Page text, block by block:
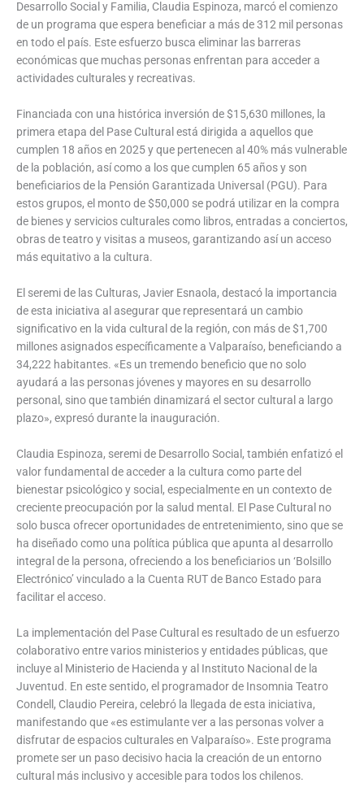
Desarrollo Social y Familia, Claudia Espinoza, marcó el comienzo
de un programa que espera beneficiar a más de 312 mil personas
en todo el país. Este esfuerzo busca eliminar las barreras
económicas que muchas personas enfrentan para acceder a
actividades culturales y recreativas.
Financiada con una histórica inversión de $15,630 millones, la
primera etapa del Pase Cultural está dirigida a aquellos que
cumplen 18 años en 2025 y que pertenecen al 40% más vulnerable
de la población, así como a los que cumplen 65 años y son
beneficiarios de la Pensión Garantizada Universal (PGU). Para
estos grupos, el monto de $50,000 se podrá utilizar en la compra
de bienes y servicios culturales como libros, entradas a conciertos,
obras de teatro y visitas a museos, garantizando así un acceso
más equitativo a la cultura.
El seremi de las Culturas, Javier Esnaola, destacó la importancia
de esta iniciativa al asegurar que representará un cambio
significativo en la vida cultural de la región, con más de $1,700
millones asignados específicamente a Valparaíso, beneficiando a
34,222 habitantes. «Es un tremendo beneficio que no solo
ayudará a las personas jóvenes y mayores en su desarrollo
personal, sino que también dinamizará el sector cultural a largo
plazo», expresó durante la inauguración.
Claudia Espinoza, seremi de Desarrollo Social, también enfatizó el
valor fundamental de acceder a la cultura como parte del
bienestar psicológico y social, especialmente en un contexto de
creciente preocupación por la salud mental. El Pase Cultural no
solo busca ofrecer oportunidades de entretenimiento, sino que se
ha diseñado como una política pública que apunta al desarrollo
integral de la persona, ofreciendo a los beneficiarios un ‘Bolsillo
Electrónico’ vinculado a la Cuenta RUT de Banco Estado para
facilitar el acceso.
La implementación del Pase Cultural es resultado de un esfuerzo
colaborativo entre varios ministerios y entidades públicas, que
incluye al Ministerio de Hacienda y al Instituto Nacional de la
Juventud. En este sentido, el programador de Insomnia Teatro
Condell, Claudio Pereira, celebró la llegada de esta iniciativa,
manifestando que «es estimulante ver a las personas volver a
disfrutar de espacios culturales en Valparaíso». Este programa
promete ser un paso decisivo hacia la creación de un entorno
cultural más inclusivo y accesible para todos los chilenos.